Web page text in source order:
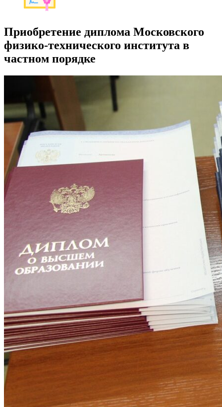
Приобретение диплома Московского
физико-технического института в
частном порядке